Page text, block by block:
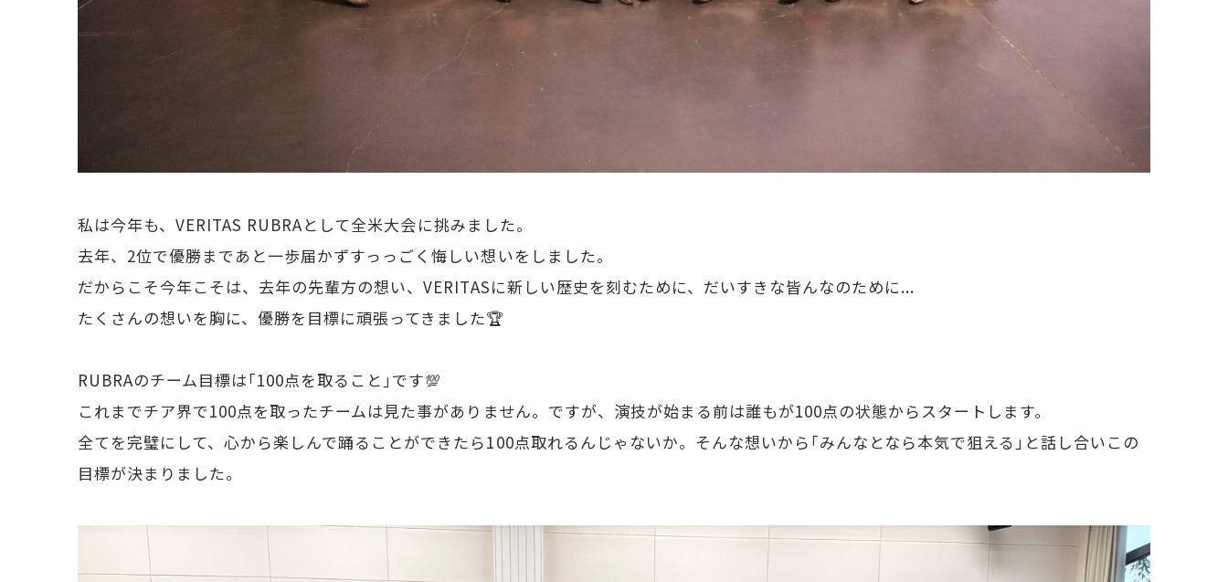
私は今年も、VERITAS RUBRAとして全米大会に挑みました。
去年、2位で優勝まであと一歩届かずすっっごく悔しい想いをしました。
だからこそ今年こそは、去年の先輩方の想い、VERITASに新しい歴史を刻むために、だいすきな皆んなのために...
たくさんの想いを胸に、優勝を目標に頑張ってきました🏆
RUBRAのチーム目標は｢100点を取ること｣です💯
これまでチア界で100点を取ったチームは見た事がありません。ですが、演技が始まる前は誰もが100点の状態からスタートします。
全てを完璧にして、心から楽しんで踊ることができたら100点取れるんじゃないか。そんな想いから｢みんなとなら本気で狙える｣と話し合いこの
目標が決まりました。